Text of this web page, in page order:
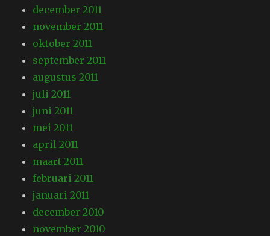
december 2011
november 2011
oktober 2011
september 2011
augustus 2011
juli 2011
juni 2011
mei 2011
april 2011
maart 2011
februari 2011
januari 2011
december 2010
november 2010